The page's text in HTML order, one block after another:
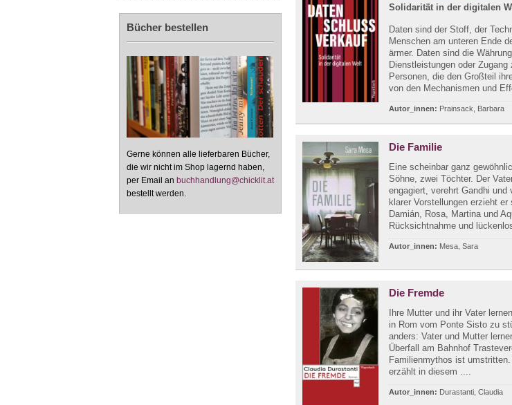
Bücher bestellen
Gerne können alle lieferbaren Bücher,
die wir nicht im Shop lagernd haben,
per Email an buchhandlung@chicklit.at
bestellt werden.
Solidarität in der digitalen
Daten sind der Stoff, der
Menschen am unteren Ende
ärmer. Daten sind die
Dienstleistungen oder
Personen, die den Großteil
von den Mechanismen und
Autor_innen: Prainsack, Barbara
Die Familie
Eine scheinbar ganz
Söhne, zwei Töchter. Der
engagiert, verehrt Gandhi
klarer Vorstellungen erzieht
Damián, Rosa, Martina und
Rücksichtnahme und
Autor_innen: Mesa, Sara
Die Fremde
Ihre Mutter und ihr Vater
in Rom vom Ponte Sisto zu
anders: Vater und Mutter
Überfall am Bahnhof
Familienmythos ist
erzählt in diesem ....
Autor_innen: Durastanti, Claudia